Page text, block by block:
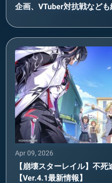
企画、VTuber対抗戦なども
Apr 09, 2026
【崩壊スターレイル】不
【Ver.4.1最新情報】